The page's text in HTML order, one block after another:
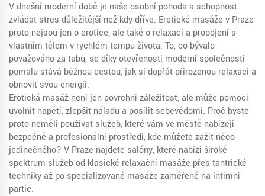
V dnešní moderní době je naše osobní pohoda a schopnost
zvládat stres důležitější než kdy dříve. Erotické masáže v Praze
proto nejsou jen o erotice, ale také o relaxaci a propojení s
vlastním tělem v rychlém tempu života. To, co bývalo
považováno za tabu, se díky otevřenosti moderní společnosti
pomalu stává běžnou cestou, jak si dopřát přirozenou relaxaci a
obnovit svou energii.
Erotická masáž není jen povrchní záležitost, ale může pomoci
uvolnit napětí, zlepšit náladu a posílit sebevědomí. Proč byste
proto neměli používat služeb, které vám ve městě nabízejí
bezpečné a profesionální prostředí, kde můžete zažít něco
jedinečného? V Praze najdete salóny, které nabízí široké
spektrum služeb od klasické relaxační masáže přes tantrické
techniky až po specializované masáže zaměřené na intimní
partie.